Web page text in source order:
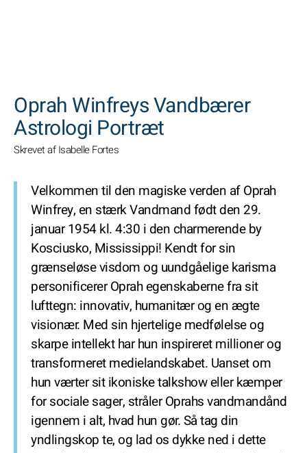
Oprah Winfreys Vandbærer
Astrologi Portræt
Skrevet af Isabelle Fortes
Velkommen til den magiske verden af Oprah
Winfrey, en stærk Vandmand født den 29.
januar 1954 kl. 4:30 i den charmerende by
Kosciusko, Mississippi! Kendt for sin
grænseløse visdom og uundgåelige karisma
personificerer Oprah egenskaberne fra sit
lufttegn: innovativ, humanitær og en ægte
visionær. Med sin hjertelige medfølelse og
skarpe intellekt har hun inspireret millioner og
transformeret medielandskabet. Uanset om
hun værter sit ikoniske talkshow eller kæmper
for sociale sager, stråler Oprahs vandmandånd
igennem i alt, hvad hun gør. Så tag din
yndlingskop te, og lad os dykke ned i dette